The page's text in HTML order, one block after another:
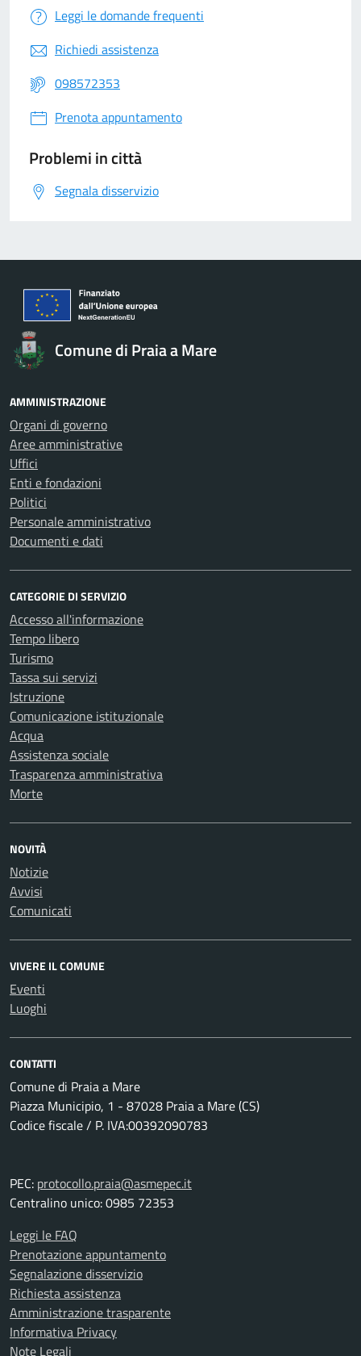
Leggi le domande frequenti
Richiedi assistenza
098572353
Prenota appuntamento
Problemi in città
Segnala disservizio
Comune di Praia a Mare
AMMINISTRAZIONE
Organi di governo
Aree amministrative
Uffici
Enti e fondazioni
Politici
Personale amministrativo
Documenti e dati
CATEGORIE DI SERVIZIO
Accesso all'informazione
Tempo libero
Turismo
Tassa sui servizi
Istruzione
Comunicazione istituzionale
Acqua
Assistenza sociale
Trasparenza amministrativa
Morte
NOVITÀ
Notizie
Avvisi
Comunicati
VIVERE IL COMUNE
Eventi
Luoghi
CONTATTI
Comune di Praia a Mare
Piazza Municipio, 1 - 87028 Praia a Mare (CS)
Codice fiscale / P. IVA:00392090783
PEC: protocollo.praia@asmepec.it
Centralino unico: 0985 72353
Leggi le FAQ
Prenotazione appuntamento
Segnalazione disservizio
Richiesta assistenza
Amministrazione trasparente
Informativa Privacy
Note Legali